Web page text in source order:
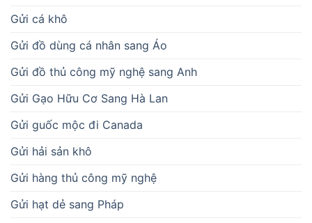
Gửi cá khô
Gửi đồ dùng cá nhân sang Áo
Gửi đồ thủ công mỹ nghệ sang Anh
Gửi Gạo Hữu Cơ Sang Hà Lan
Gửi guốc mộc đi Canada
Gửi hải sản khô
Gửi hàng thủ công mỹ nghệ
Gửi hạt dẻ sang Pháp